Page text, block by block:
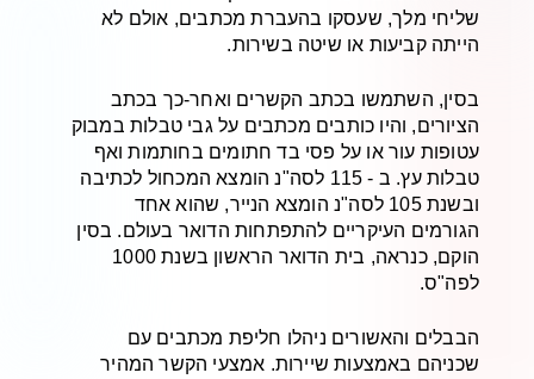
שליחי מלך, שעסקו בהעברת מכתבים, אולם לא
הייתה קביעות או שיטה בשירות.
בסין, השתמשו בכתב הקשרים ואחר-כך בכתב
הציורים, והיו כותבים מכתבים על גבי טבלות במבוק
עטופות עור או על פסי בד חתומים בחותמות ואף
טבלות עץ. ב - 115 לסה"נ הומצא המכחול לכתיבה
ובשנת 105 לסה"נ הומצא הנייר, שהוא אחד
הגורמים העיקריים להתפתחות הדואר בעולם. בסין
הוקם, כנראה, בית הדואר הראשון בשנת 1000
לפה"ס.
הבבלים והאשורים ניהלו חליפת מכתבים עם
שכניהם באמצעות שיירות. אמצעי הקשר המהיר